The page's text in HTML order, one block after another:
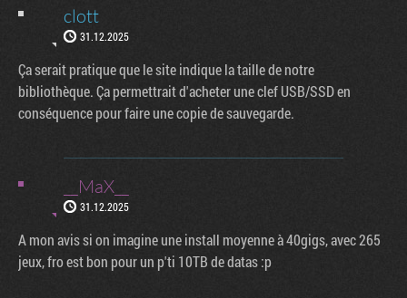
clott
31.12.2025
Ça serait pratique que le site indique la taille de notre
bibliothèque. Ça permettrait d'acheter une clef USB/SSD en
conséquence pour faire une copie de sauvegarde.
__MaX__
31.12.2025
A mon avis si on imagine une install moyenne à 40gigs, avec 265
jeux, fro est bon pour un p'ti 10TB de datas :p